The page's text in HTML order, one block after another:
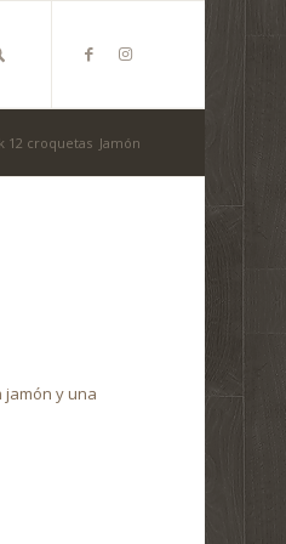
12 croquetas Jamón
jamón y una